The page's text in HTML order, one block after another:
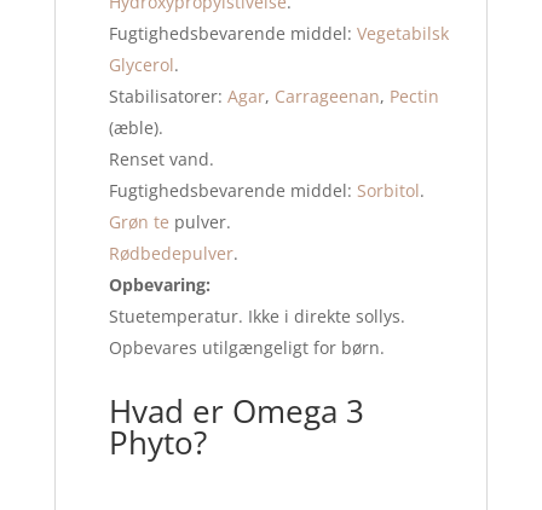
Fugtighedsbevarende middel: Vegetabilsk
Glycerol.
Stabilisatorer: Agar, Carrageenan, Pectin
(æble).
Renset vand.
Fugtighedsbevarende middel: Sorbitol.
Grøn te pulver.
Rødbedepulver.
Opbevaring:
Stuetemperatur. Ikke i direkte sollys.
Opbevares utilgængeligt for børn.
Hvad er Omega 3
Phyto?